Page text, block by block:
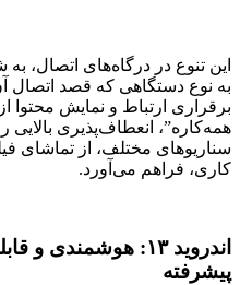
این تنوع در درگاه‌های اتصال،
به نوع دستگاهی که قصد اتصال آن
برقراری ارتباط و نمایش محتوا
همه‌کاره”، انعطاف‌پذیری بالایی
سناریوهای مختلف، از تماشای
کاری، فراهم می‌آورد.
اندروید ۱۳:
پیشرفته